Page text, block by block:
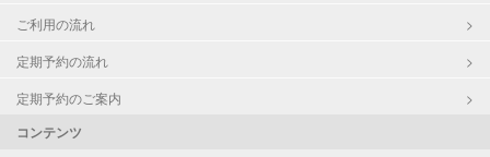
ご利用の流れ
定期予約の流れ
定期予約のご案内
コンテンツ